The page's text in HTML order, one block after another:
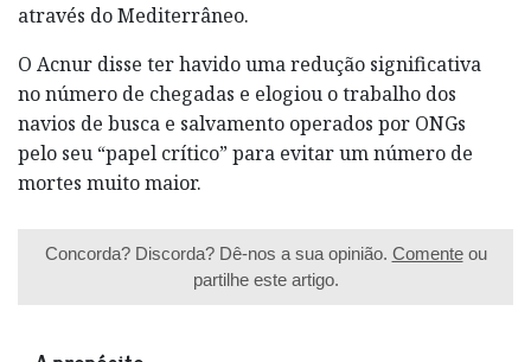
através do Mediterrâneo.
O Acnur disse ter havido uma redução significativa
no número de chegadas e elogiou o trabalho dos
navios de busca e salvamento operados por ONGs
pelo seu “papel crítico” para evitar um número de
mortes muito maior.
Concorda? Discorda? Dê-nos a sua opinião. Comenteou
partilhe este artigo.